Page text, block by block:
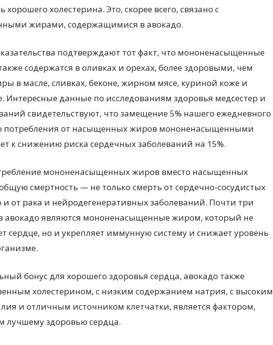
хорошего холестерина. Это, скорее всего, связано с
жирами, содержащимися в авокадо.
подтверждают тот факт, что мононенасыщенные
содержатся в оливках и орехах, более здоровыми, чем
в масле, сливках, беконе, жирном мясе, куриной коже и
Интересные данные по исследованиям здоровья медсестер и
свидетельствуют, что замещение 5% нашего ежедневного
потребления от насыщенных жиров мононенасыщенными
к снижению риска сердечных заболеваний на 15%.
мононенасыщенных жиров вместо насыщенных
смертность — не только смерть от сердечно-сосудистых
и от рака и нейродегенеративных заболеваний. Почти три
авокадо являются мононенасыщенные жиром, который не
сердце, но и укрепляет иммунную систему и снижает уровень
бонус для хорошего здоровья сердца, авокадо также
холестерином, с низким содержанием натрия, с высоким
и отличным источником клетчатки, является фактором,
лучшему здоровью сердца.